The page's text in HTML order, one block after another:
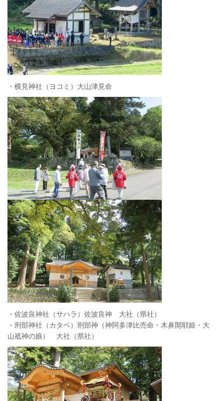
・横見神社（ヨコミ）大山津見命
・佐波良神社（サハラ）佐波良神 大社（県社）
・刑部神社（カタベ）刑部神（神阿多津比売命・木鼻開耶姫・大
山祗神の娘） 大社（県社）